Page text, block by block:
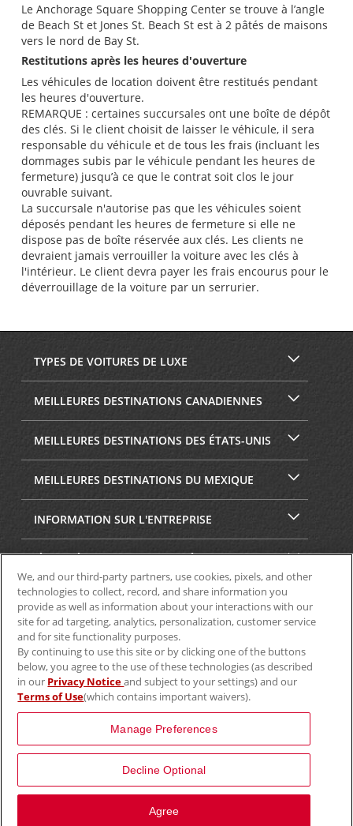
Le Anchorage Square Shopping Center se trouve à l’angle
de Beach St et Jones St. Beach St est à 2 pâtés de maisons
vers le nord de Bay St.
Restitutions après les heures d'ouverture
Les véhicules de location doivent être restitués pendant
les heures d'ouverture.
REMARQUE : certaines succursales ont une boîte de dépôt
des clés. Si le client choisit de laisser le véhicule, il sera
responsable du véhicule et de tous les frais (incluant les
dommages subis par le véhicule pendant les heures de
fermeture) jusqu’à ce que le contrat soit clos le jour
ouvrable suivant.
La succursale n'autorise pas que les véhicules soient
déposés pendant les heures de fermeture si elle ne
dispose pas de boîte réservée aux clés. Les clients ne
devraient jamais verrouiller la voiture avec les clés à
l'intérieur. Le client devra payer les frais encourus pour le
déverrouillage de la voiture par un serrurier.
TYPES DE VOITURES DE LUXE
MEILLEURES DESTINATIONS CANADIENNES
MEILLEURES DESTINATIONS DES ÉTATS-UNIS
MEILLEURES DESTINATIONS DU MEXIQUE
INFORMATION SUR L'ENTREPRISE
SÉCURITÉ ET CONFIDENTIALITÉ
We, and our third-party partners, use cookies, pixels, and other
technologies to collect, record, and share information you
provide as well as information about your interactions with our
site for ad targeting, analytics, personalization, customer service
and for site functionality purposes.
By continuing to use this site or by clicking one of the buttons
below, you agree to the use of these technologies (as described
in our Privacy Noticeand subject to your settings) and our
Terms of Use(which contains important waivers).
Manage Preferences
Decline Optional
Agree